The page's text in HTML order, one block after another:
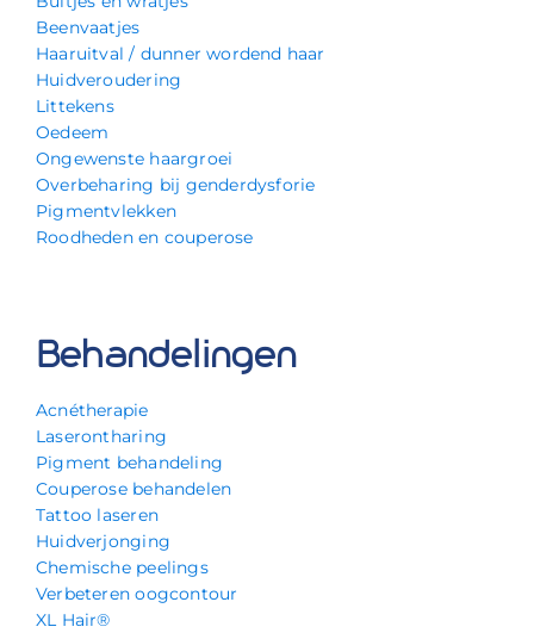
Beenvaatjes
Haaruitval / dunner wordend haar
Huidveroudering
Littekens
Oedeem
Ongewenste haargroei
Overbeharing bij genderdysforie
Pigmentvlekken
Roodheden en couperose
Behandelingen
Acnétherapie
Laserontharing
Pigment behandeling
Couperose behandelen
Tattoo laseren
Huidverjonging
Chemische peelings
Verbeteren oogcontour
XL Hair®